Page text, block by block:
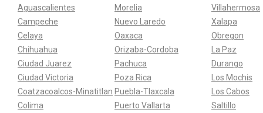
Aguascalientes
Campeche
Celaya
Chihuahua
Ciudad Juarez
Ciudad Victoria
Coatzacoalcos-Minatitlan
Colima
Morelia
Nuevo Laredo
Oaxaca
Orizaba-Cordoba
Pachuca
Poza Rica
Puebla-Tlaxcala
Puerto Vallarta
Villahermosa
Xalapa
Obregon
La Paz
Durango
Los Mochis
Los Cabos
Saltillo